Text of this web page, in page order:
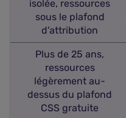
isolée, ressources
sous le plafond
d'attribution
Plus de 25 ans,
ressources
légèrement au-
dessus du plafond
CSS gratuite